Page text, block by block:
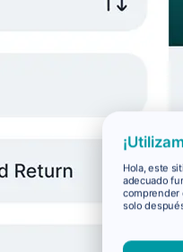
Hola, este
adecuado
comprender
solo